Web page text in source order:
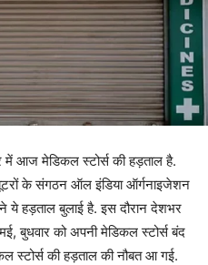
आज मेडिकल स्टोर्स की हड़ताल है.
के संगठन ऑल इंडिया ऑर्गनाइजेशन
हड़ताल बुलाई है. इस दौरान देशभर
बुधवार को अपनी मेडिकल स्टोर्स बंद
स्टोर्स की हड़ताल की नौबत आ गई.